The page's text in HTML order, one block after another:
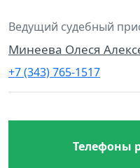
Ведущий судебный
Минеева Олеся
+7 (343) 765-1517
Телефоны